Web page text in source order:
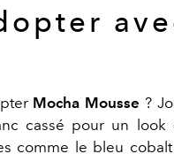
Mocha Mousse ?
cassé pour un
comme le bleu